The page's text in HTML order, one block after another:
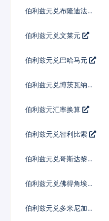
伯利兹元兑布隆迪法郎
伯利兹元兑文莱元
伯利兹元兑巴哈马元
伯利兹元兑博茨瓦纳普
伯利兹元汇率换算
伯利兹元兑智利比索
伯利兹元兑哥斯达黎加
伯利兹元兑佛得角埃斯
伯利兹元兑多米尼加比